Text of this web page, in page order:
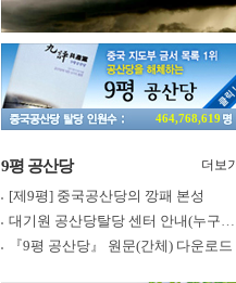
464,768,619
9평 공산당 더보기
[제9평] 중국공산당의 깡패 본성
대기원 공산당탈당 센터 안내(누구나 쉽게 退黨, 退團, 退隊 가능)
『9평 공산당』 원문(간체) 다운로드